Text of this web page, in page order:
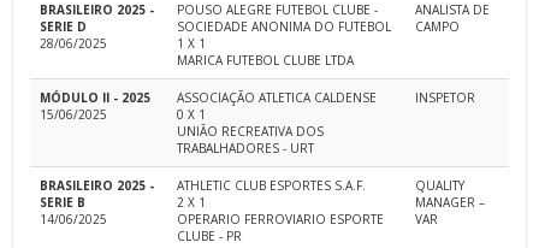
BRASILEIRO 2025 -
SERIE D
28/06/2025
POUSO ALEGRE FUTEBOL CLUBE -
SOCIEDADE ANONIMA DO FUTEBOL
1 X 1
MARICA FUTEBOL CLUBE LTDA
ANALISTA DE
CAMPO
MÓDULO II - 2025
15/06/2025
ASSOCIAÇÃO ATLETICA CALDENSE
0 X 1
UNIÃO RECREATIVA DOS
TRABALHADORES - URT
INSPETOR
BRASILEIRO 2025 -
SERIE B
14/06/2025
ATHLETIC CLUB ESPORTES S.A.F.
2 X 1
OPERARIO FERROVIARIO ESPORTE
CLUBE - PR
QUALITY
MANAGER –
VAR